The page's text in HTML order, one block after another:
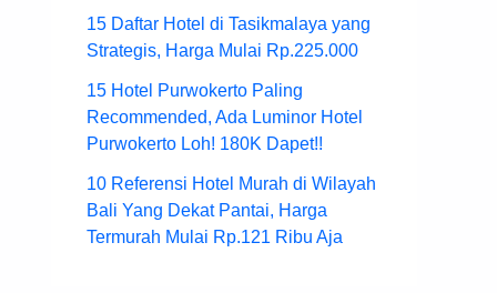
15 Daftar Hotel di Tasikmalaya yang
Strategis, Harga Mulai Rp.225.000
15 Hotel Purwokerto Paling
Recommended, Ada Luminor Hotel
Purwokerto Loh! 180K Dapet!!
10 Referensi Hotel Murah di Wilayah
Bali Yang Dekat Pantai, Harga
Termurah Mulai Rp.121 Ribu Aja